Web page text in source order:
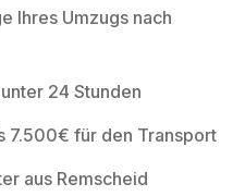
Ihres Umzugs nach
24 Stunden
7.500€ für den Transport
aus Remscheid